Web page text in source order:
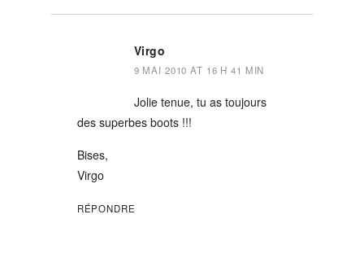
Virgo
9 MAI 2010 AT 16 H 41 MIN
Jolie tenue, tu as toujours
des superbes boots !!!
Bises,
Virgo
RÉPONDRE